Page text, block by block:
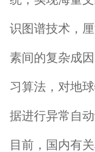
识图谱技术，
素间的复杂成
习算法，对地
据进行异常自
目前，国内有